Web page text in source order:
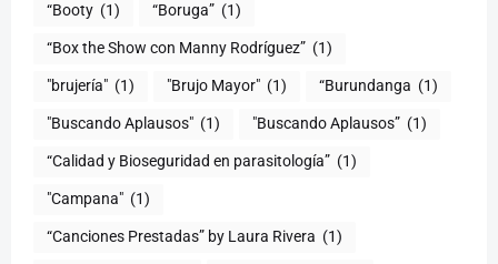
“Booty (1) “Boruga” (1)
“Box the Show con Manny Rodríguez” (1)
"brujería" (1) "Brujo Mayor" (1) “Burundanga (1)
"Buscando Aplausos" (1) "Buscando Aplausos” (1)
(1)
"Campana" (1)
“Canciones Prestadas” by Laura Rivera (1)